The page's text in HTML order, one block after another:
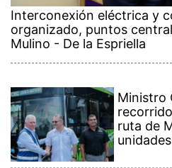
Interconexión eléctrica y
organizado, puntos
Mulino - De la Espriella
Ministro
ruta de